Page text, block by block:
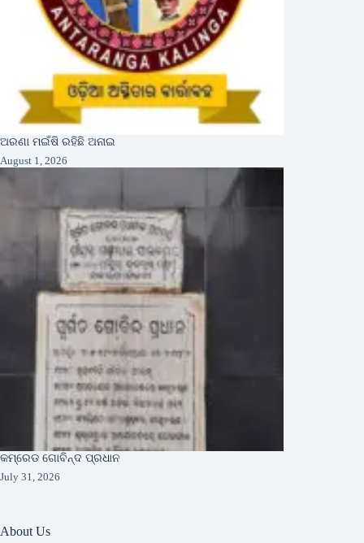
ଅରଣା ମଇଁଷି ରହିଛି ଅନାଇ
August 1, 2026
କମ୍ରେଡ ଗୋବିନ୍ଦ ପ୍ରଧାନ
July 31, 2026
About Us